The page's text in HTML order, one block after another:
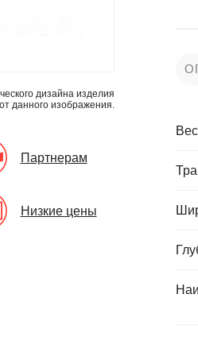
дизайна изделия
от данного изображения.
Партнерам
Низкие цены